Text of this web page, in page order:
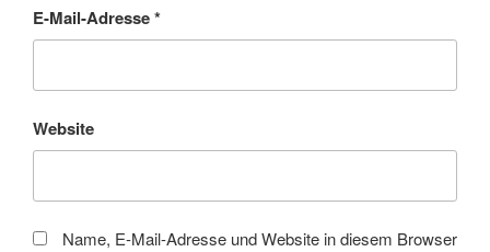
E-Mail-Adresse*
Website
Name, E-Mail-Adresse und Website in diesem Browser